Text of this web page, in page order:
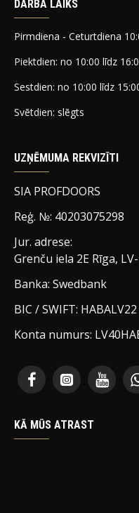
DARBA LAIKS
Pirmdiena - Ceturtdiena
Piektdien: no 10:00 līdz
Sestdien: no 10:00 līdz
Svētdien: slēgts
UZŅĒMUMA REKVIZĪTI
SIA PROFDOORS
Reģ. №: 40203075298
Jur. adrese:
Grenču iela 2E Rīga,
Banka: Swedbank
BIC / SWIFT: HABALV22
Konta numurs:
KĀ MŪS ATRAST